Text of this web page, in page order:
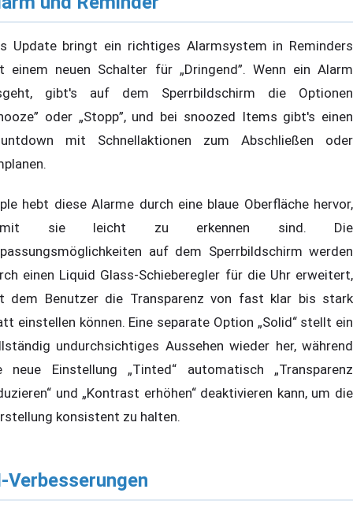
Update bringt ein richtiges Alarmsystem in Reminders
einem neuen Schalter für „Dringend”. Wenn ein Alarm
gibt's auf dem Sperrbildschirm die Optionen
oder „Stopp”, und bei snoozed Items gibt's einen
mit Schnellaktionen zum Abschließen oder
hebt diese Alarme durch eine blaue Oberfläche hervor,
sie leicht zu erkennen sind. Die
auf dem Sperrbildschirm werden
einen Liquid Glass-Schieberegler für die Uhr erweitert,
dem Benutzer die Transparenz von fast klar bis stark
einstellen können. Eine separate Option „Solid“ stellt ein
undurchsichtiges Aussehen wieder her, während
neue Einstellung „Tinted“ automatisch „Transparenz
und „Kontrast erhöhen“ deaktivieren kann, um die
konsistent zu halten.
Verbesserungen